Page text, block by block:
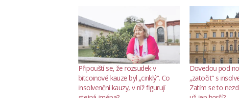
Připouští se, že rozsudek v
bitcoinové kauze byl „cinklý“. Co
insolvenční kauzy, v níž figurují
Dovedou pod
„zatočit“ s
Zatím se to